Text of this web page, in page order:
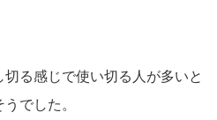
る感じで使い切る人が多いと
でした。